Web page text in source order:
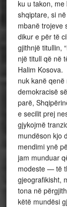
ku u takon,
shqiptare, si
mbanë trojeve
dikur e për të
gjithnjë titullin,
një titull që në
Halim
nuk kanë
demokracisë
parë,
e secilit prej
gjykojmë
mundëson kjo
mendimi ynë
jam munduar
modeste — të
gjeografikisht,
tona në
këtë mundësi